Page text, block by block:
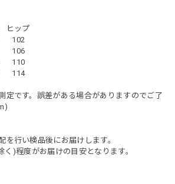
ップ
定です。誤差がある場合がありますのでご了
を行い検品後にお届けします。
く)程度がお届けの目安となります。